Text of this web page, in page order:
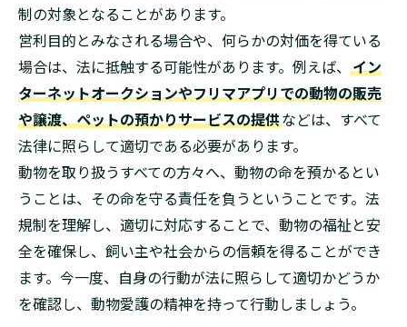
制の対象となることがあります。
営利目的とみなされる場合や、何らかの対価を得ている
場合は、法に抵触する可能性があります。例えば、 イン
ターネットオークションやフリマアプリでの動物の販売
や譲渡、ペットの預かりサービスの提供などは、すべて
法律に照らして適切である必要があります。
動物を取り扱うすべての方々へ、動物の命を預かるとい
うことは、その命を守る責任を負うということです。法
規制を理解し、適切に対応することで、動物の福祉と安
全を確保し、飼い主や社会からの信頼を得ることができ
ます。今一度、自身の行動が法に照らして適切かどうか
を確認し、動物愛護の精神を持って行動しましょう。